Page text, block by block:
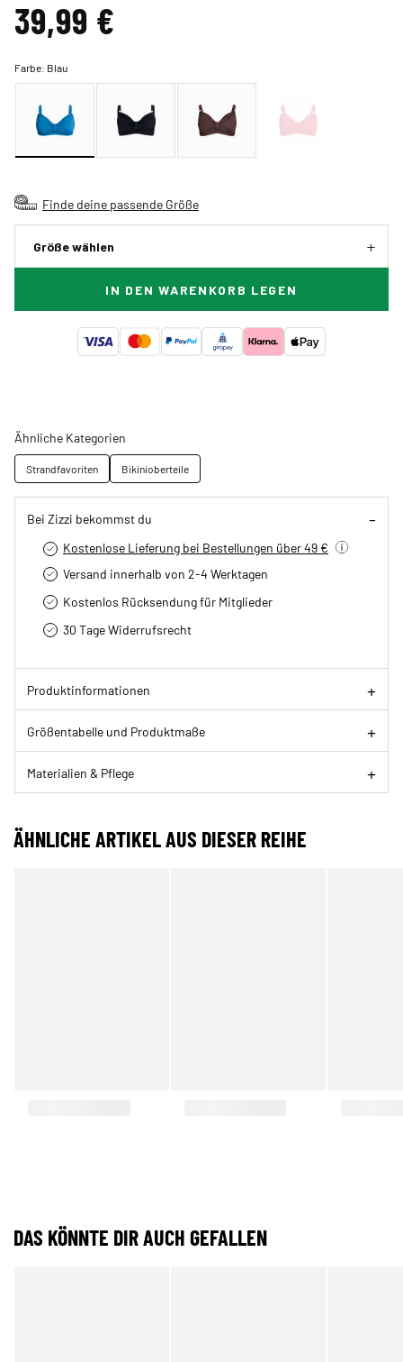
39,99 €
Farbe: Blau
Finde deine passende Größe
Größe wählen
IN DEN WARENKORB LEGEN
Ähnliche Kategorien
Strandfavoriten Bikinioberteile
Bei Zizzi bekommst du
Kostenlose Lieferung bei Bestellungen über 49 €
Versand innerhalb von 2-4 Werktagen
Kostenlos Rücksendung für Mitglieder
30 Tage Widerrufsrecht
Produktinformationen
Größentabelle und Produktmaße
Materialien & Pflege
ÄHNLICHE ARTIKEL AUS DIESER REIHE
DAS KÖNNTE DIR AUCH GEFALLEN